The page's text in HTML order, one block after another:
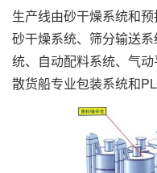
生产线由砂干燥系统和预
砂干燥系统、筛分输送
统、自动配料系统、气动
散货船专业包装系统和